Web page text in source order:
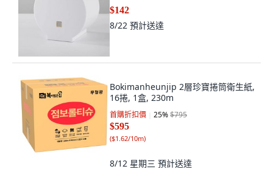
$142
8/22 預計送達
Bokimanheunjip 2層珍寶捲筒衛生紙,
16捲, 1盒, 230m
首購折扣價 25%$795
$595
($1.62/10m)
8/12 星期三 預計送達